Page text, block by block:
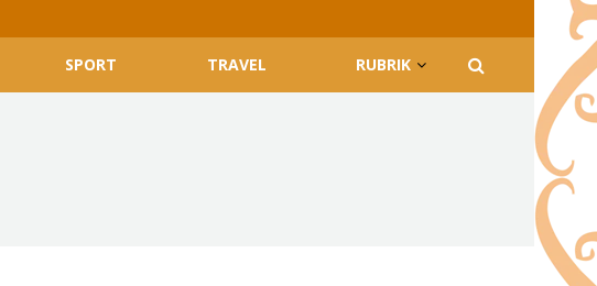
SPORT TRAVEL RUBRIK